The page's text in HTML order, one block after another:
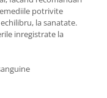
potrivite
la sanatate.
inregistrate la